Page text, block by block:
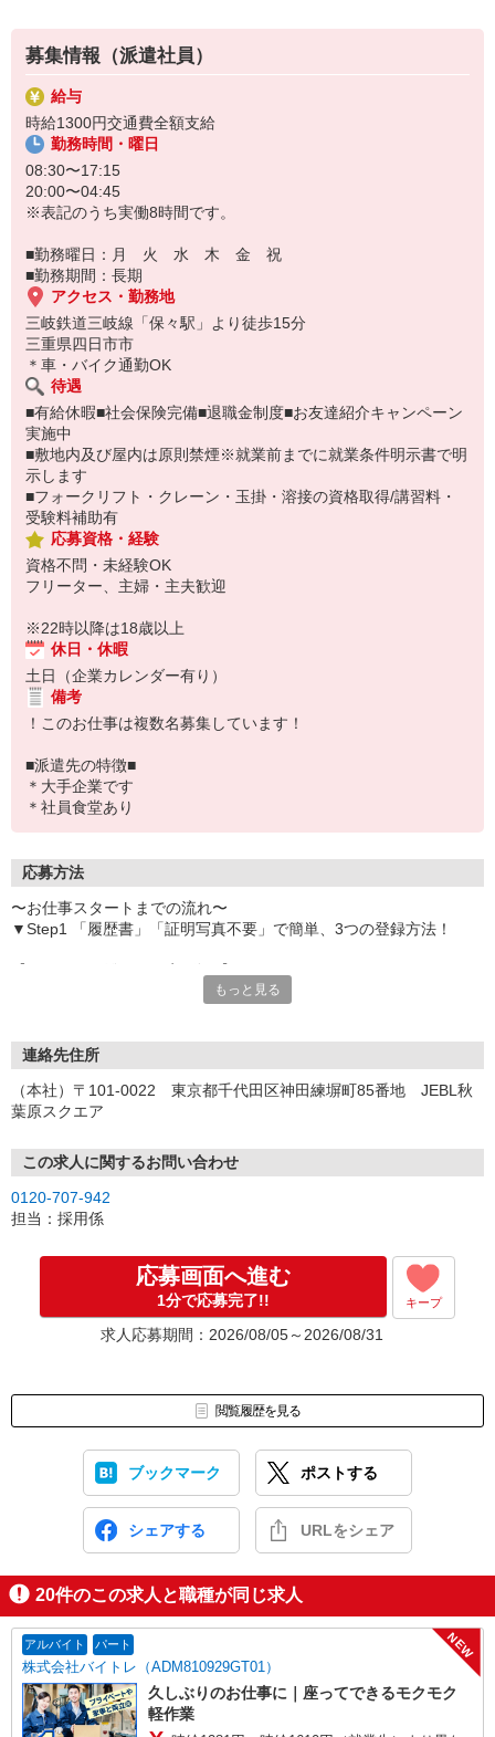
安全管理体制も万全ですので安心してご就業いただけます。
登録方法は、【オンライン】【電話】【登録会来場】の3つから
選べます♪
★★履歴書・証明写真は不要！★★
また、ご登録済の方はお仕事の紹介がスムーズです。
ご応募お待ちしています。
タッフのサポートあり◎少しずつ慣れていける環境です！
募集情報（派遣社員）
給与
時給1300円交通費全額支給
勤務時間・曜日
08:30〜17:15
20:00〜04:45
※表記のうち実働8時間です。
■勤務曜日：月 火 水 木 金 祝
■勤務期間：長期
アクセス・勤務地
三岐鉄道三岐線「保々駅」より徒歩15分
三重県四日市市
＊車・バイク通勤OK
待遇
■有給休暇■社会保険完備■退職金制度■お友達紹介キャンペーン
実施中
■敷地内及び屋内は原則禁煙※就業前までに就業条件明示書で明
示します
■フォークリフト・クレーン・玉掛・溶接の資格取得/講習料・
受験料補助有
応募資格・経験
資格不問・未経験OK
フリーター、主婦・主夫歓迎
※22時以降は18歳以上
休日・休暇
土日（企業カレンダー有り）
備考
！このお仕事は複数名募集しています！
■派遣先の特徴■
＊大手企業です
＊社員食堂あり
応募方法
〜お仕事スタートまでの流れ〜
▼Step1 「履歴書」「証明写真不要」で簡単、3つの登録方法！
いつでも好きな時間に登録OK
受付時間/平日9:00〜19:00
【来場登録（目安1時間30分）】
▼Step2 全国にあるお仕事の中から、あなたにピッタリのお仕事を
ご案内
▼Step3 就業前に職場見学で気になる事はしっかりチェック！
応募⇒最短で2日後からの勤務も可能です！
もっと見る
連絡先住所
（本社）〒101-0022 東京都千代田区神田練塀町85番地 JEBL秋
葉原スクエア
この求人に関するお問い合わせ
0120-707-942
担当：採用係
応募画面へ進む
1分で応募完了!! キープ
求人応募期間：2026/08/05～2026/08/31
閲覧履歴を見る
ブックマーク ポストする
シェアする URLをシェア
20件のこの求人と職種が同じ求人
アルバイト パート
株式会社バイトレ（ADM810929GT01）
NEW
久しぶりのお仕事に｜座ってできるモクモク
軽作業